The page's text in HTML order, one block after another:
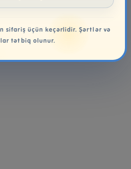
sifariş üçün keçərlidir. Şərtlər və
tətbiq olunur.